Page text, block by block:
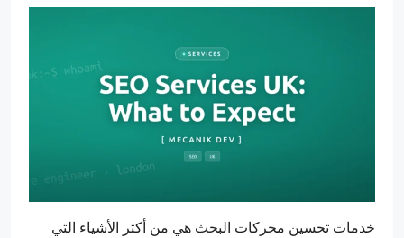
خدمات تحسين محركات البحث هي من أكثر الأشياء التي